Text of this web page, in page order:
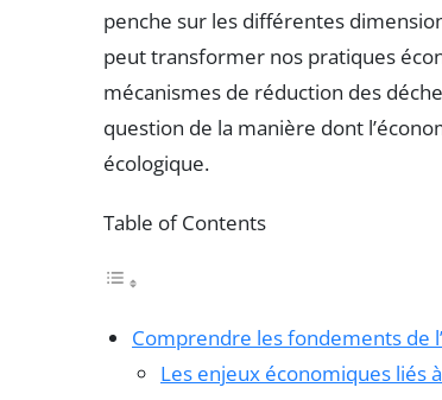
penche sur les différentes
peut transformer nos pratiques
mécanismes de réduction des
question de la manière dont
écologique.
Table of Contents
Comprendre les fondements de
Les enjeux économiques liés